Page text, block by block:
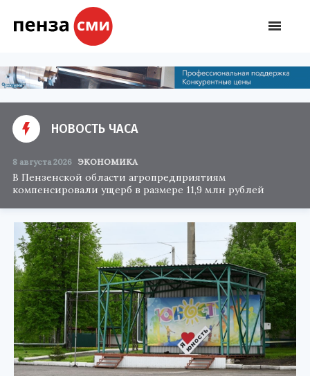
НОВОСТЬ ЧАСА
8 августа 2026 ЭКОНОМИКА
В Пензенской области агропредприятиям
компенсировали ущерб в размере 11,9 млн рублей